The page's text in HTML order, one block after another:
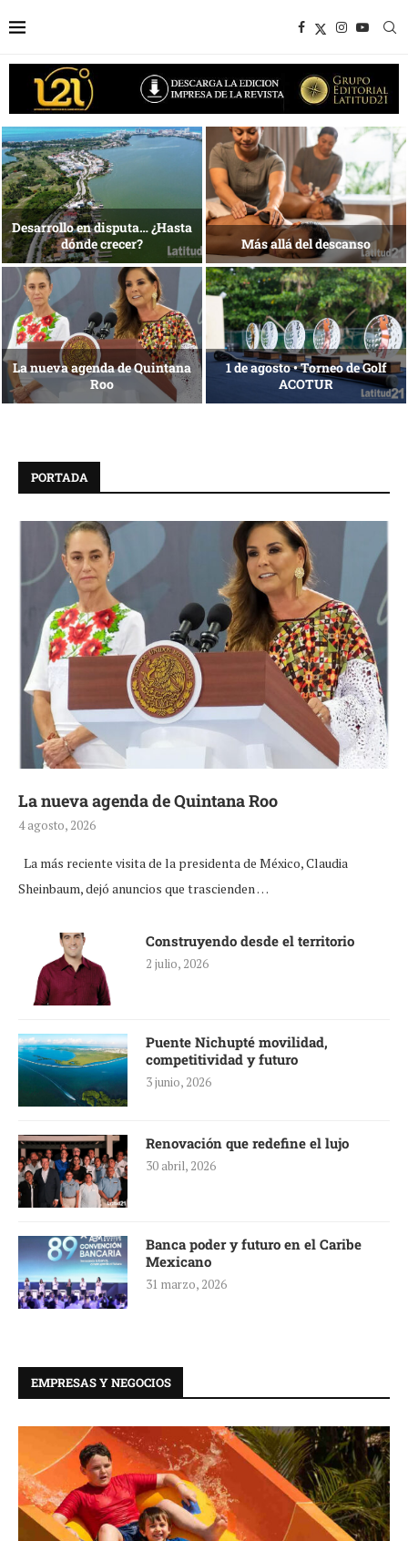
Bottega, un viaje servido a la
mesa
Energía que Impulsa la
competitividad
Reconocimiento de viajeros La esencia del servicio
PORTADA
La nueva agenda de Quintana Roo
4 agosto, 2026
La más reciente visita de la presidenta de México, Claudia
Sheinbaum, dejó anuncios que trascienden …
Construyendo desde el territorio
2 julio, 2026
Puente Nichupté movilidad,
competitividad y futuro
3 junio, 2026
Renovación que redefine el lujo
30 abril, 2026
Banca poder y futuro en el Caribe
Mexicano
31 marzo, 2026
EMPRESAS Y NEGOCIOS